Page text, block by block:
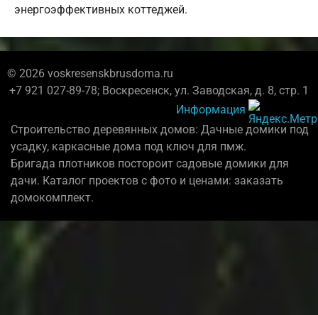
энергоэффективных коттеджей.
© 2026 voskresenskbrusdoma.ru
+7 921 027-89-78; Воскресенск, ул. Заводская, д. 8, стр. 1
Информация
Строительство деревянных домов: Дачные домики под
усадку, каркасные дома под ключ для пмж.
Бригада плотников постороит садовые домики для
дачи. Каталог проектов с фото и ценами: заказать
домокомплект.